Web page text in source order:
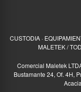
CUSTODIA ·
MALETEK /
Comercial Maletek
Bustamante 24, Of. 4H,